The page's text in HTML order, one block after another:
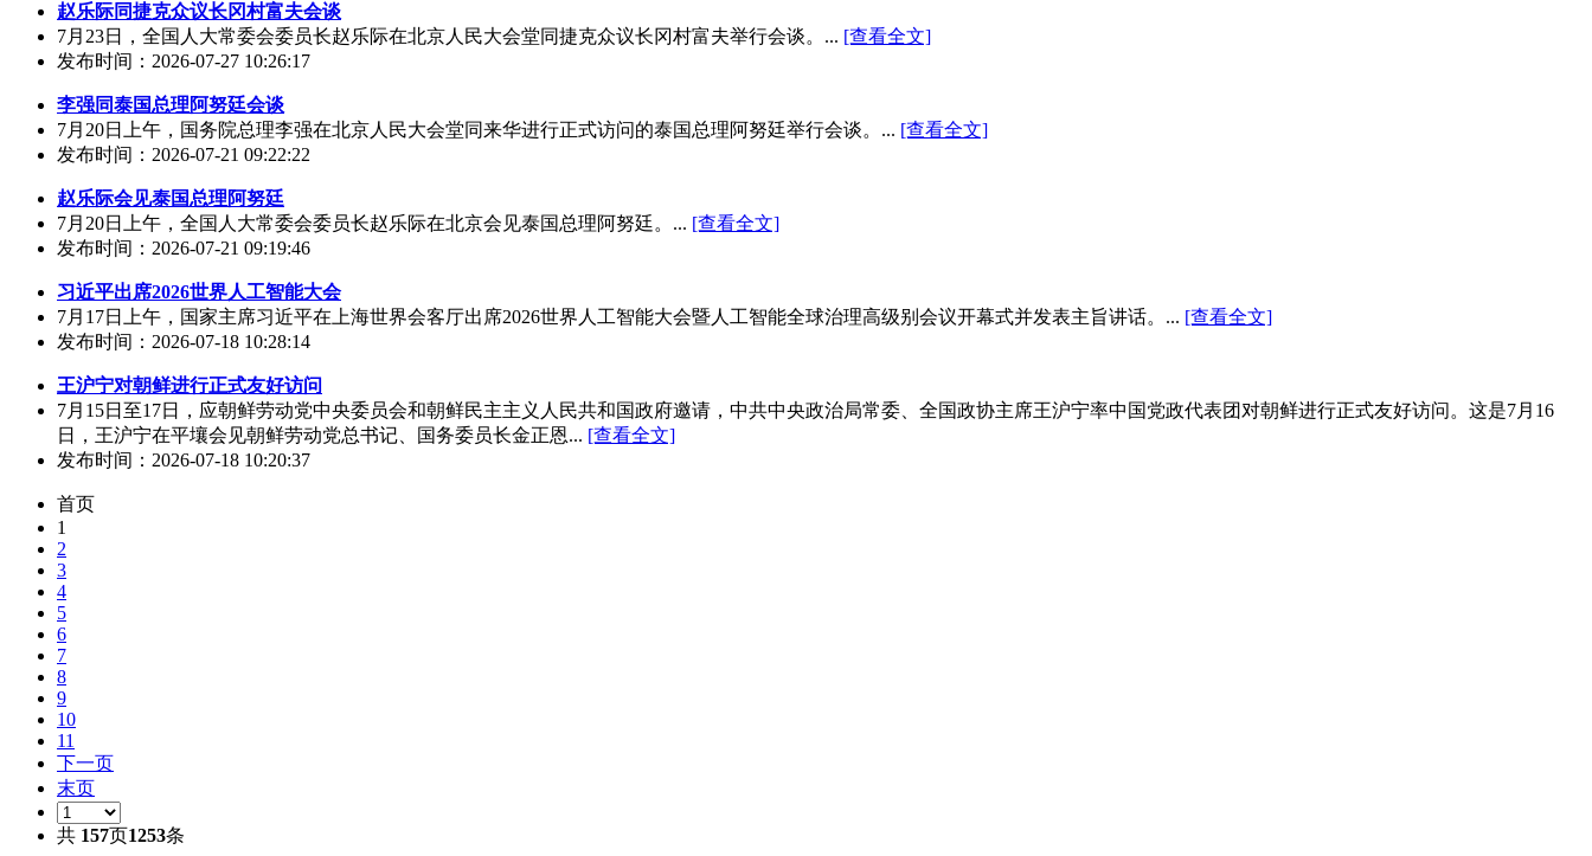
赵乐际同捷克众议长冈村富夫会谈
7月23日，全国人大常委会委员长赵乐际在北京人民大会堂同捷克众议长冈村富夫举行会谈。... [查看全文]
发布时间：2026-07-27 10:26:17
李强同泰国总理阿努廷会谈
7月20日上午，国务院总理李强在北京人民大会堂同来华进行正式访问的泰国总理阿努廷举行会谈。... [查看全文]
发布时间：2026-07-21 09:22:22
赵乐际会见泰国总理阿努廷
7月20日上午，全国人大常委会委员长赵乐际在北京会见泰国总理阿努廷。... [查看全文]
发布时间：2026-07-21 09:19:46
习近平出席2026世界人工智能大会
7月17日上午，国家主席习近平在上海世界会客厅出席2026世界人工智能大会暨人工智能全球治理高级别会议开幕式并发表主旨讲话。... [查看全文]
发布时间：2026-07-18 10:28:14
王沪宁对朝鲜进行正式友好访问
7月15日至17日，应朝鲜劳动党中央委员会和朝鲜民主主义人民共和国政府邀请，中共中央政治局常委、全国政协主席王沪宁率中国党政代表团对朝鲜进行正式友好访问。这是7月16
日，王沪宁在平壤会见朝鲜劳动党总书记、国务委员长金正恩... [查看全文]
发布时间：2026-07-18 10:20:37
首页
1
2
3
4
5
6
7
8
9
10
11
下一页
末页
共 157页1253条